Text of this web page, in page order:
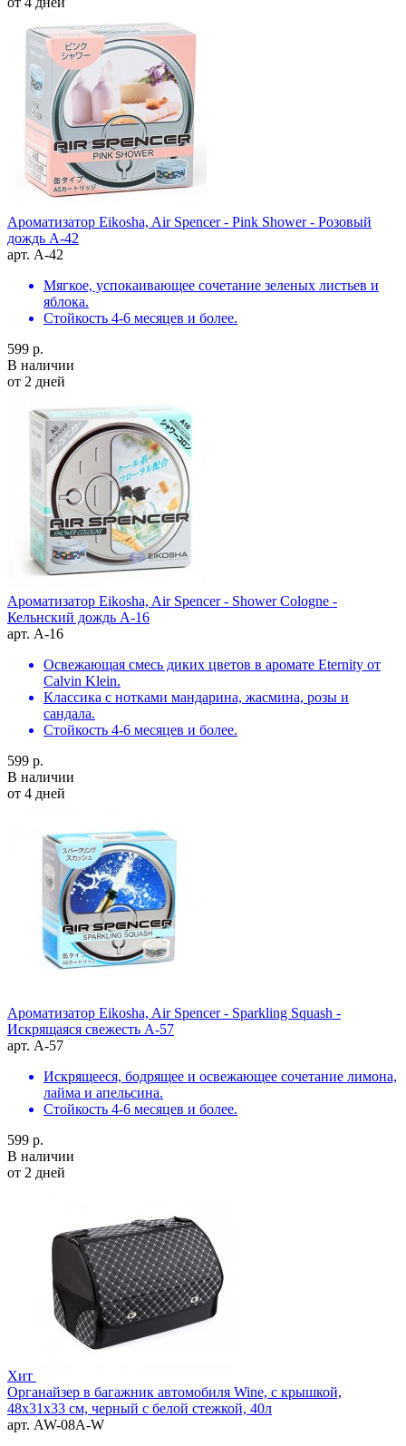
Ароматизатор Eikosha, Air Spencer - Pink Shower - Розовый
дождь A-42
арт. A-42
Мягкое, успокаивающее сочетание зеленых листьев и
яблока.
Стойкость 4-6 месяцев и более.
599 р.
В наличии
от 2 дней
Ароматизатор Eikosha, Air Spencer - Shower Cologne -
Кельнский дождь A-16
арт. A-16
Освежающая смесь диких цветов в аромате Eternity от
Calvin Klein.
Классика с нотками мандарина, жасмина, розы и
сандала.
Стойкость 4-6 месяцев и более.
599 р.
В наличии
от 4 дней
Ароматизатор Eikosha, Air Spencer - Sparkling Squash -
Искрящаяся свежесть A-57
арт. A-57
Искрящееся, бодрящее и освежающее сочетание лимона,
лайма и апельсина.
Стойкость 4-6 месяцев и более.
599 р.
В наличии
от 2 дней
Хит
Органайзер в багажник автомобиля Wine, с крышкой,
48х31х33 см, черный с белой стежкой, 40л
арт. AW-08A-W